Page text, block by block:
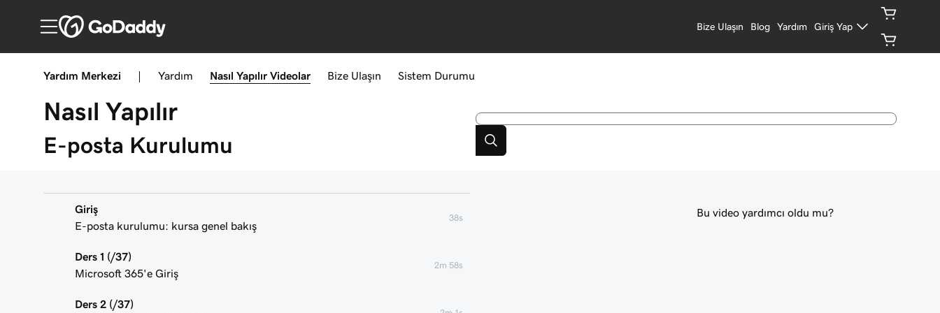
Bize Ulaşın Blog Yardım Giriş Yap
Yardım Merkezi Yardım Nasıl Yapılır Videolar Bize Ulaşın Sistem Durumu
Nasıl Yapılır
E-posta Kurulumu
Giriş
E-posta kurulumu: kursa genel bakış
38s
Ders 1 (/37)
Microsoft 365'e Giriş
2m 58s
Ders 2 (/37)
Bu video yardımcı oldu mu?